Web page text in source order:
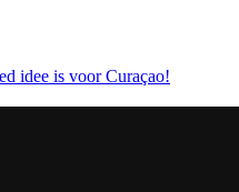
idee is voor Curaçao!